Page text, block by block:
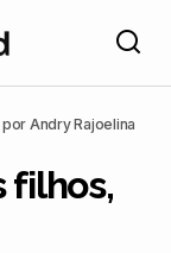
Andry Rajoelina
filhos,